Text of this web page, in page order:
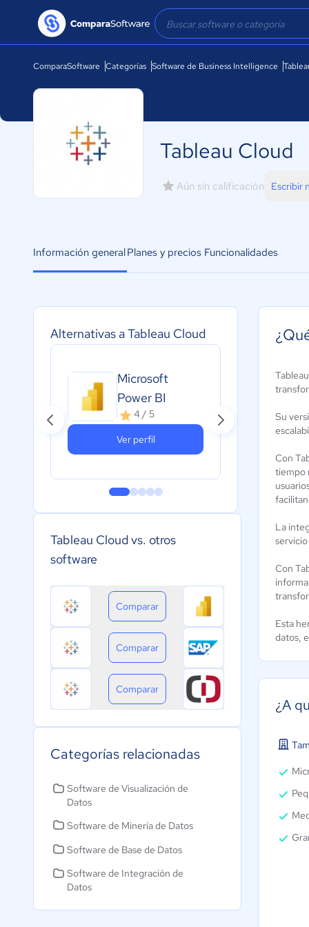
ComparaSoftware Categorías Software de Business Intelligence
Tableau Cloud
Aún sin calificación Escribir
Información generalPlanes y precios Funcionalidades
Alternativas a Tableau Cloud
Microsoft
Power BI
4 / 5
Ver perfil
SAP
Tableau Cloud vs. otros
software
Comparar
Comparar
Comparar
Categorías relacionadas
Software de Visualización de
Datos
Software de Minería de Datos
Software de Base de Datos
Software de Integración de
Datos
Su
Con
tiempo
La
Con
Esta
datos,
¿A